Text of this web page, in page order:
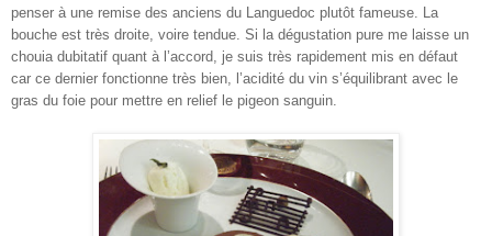
penser à une remise des anciens du Languedoc plutôt fameuse. La
bouche est très droite, voire tendue. Si la dégustation pure me laisse un
chouia dubitatif quant à l’accord, je suis très rapidement mis en défaut
car ce dernier fonctionne très bien, l’acidité du vin s’équilibrant avec le
gras du foie pour mettre en relief le pigeon sanguin.